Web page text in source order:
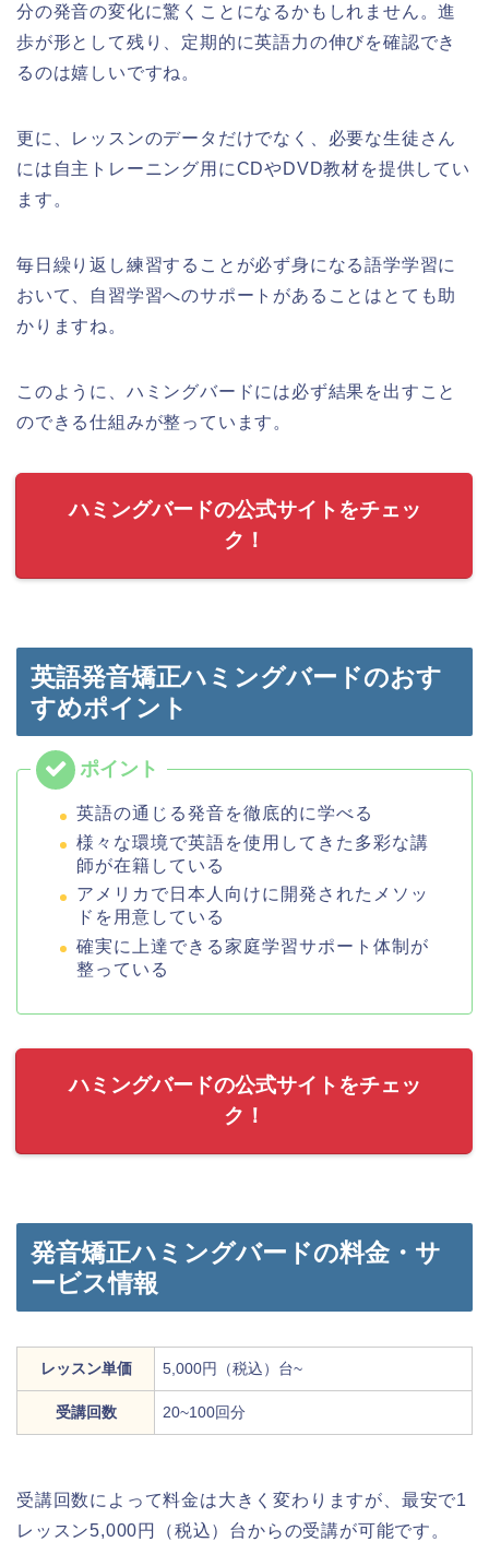
分の発音の変化に驚くことになるかもしれません。進
歩が形として残り、定期的に英語力の伸びを確認でき
るのは嬉しいですね。
更に、レッスンのデータだけでなく、必要な生徒さん
には自主トレーニング用にCDやDVD教材を提供してい
ます。
毎日繰り返し練習することが必ず身になる語学学習に
おいて、自習学習へのサポートがあることはとても助
かりますね。
このように、ハミングバードには必ず結果を出すこと
のできる仕組みが整っています。
ハミングバードの公式サイトをチェッ
ク！
英語発音矯正ハミングバードのおす
すめポイント
英語の通じる発音を徹底的に学べる
様々な環境で英語を使用してきた多彩な講
師が在籍している
アメリカで日本人向けに開発されたメソッ
ドを用意している
確実に上達できる家庭学習サポート体制が
整っている
ハミングバードの公式サイトをチェッ
ク！
発音矯正ハミングバードの料金・サ
ービス情報
レッスン単価 5,000円（税込）台~
受講回数 20~100回分
受講回数によって料金は大きく変わりますが、最安で1
レッスン5,000円（税込）台からの受講が可能です。